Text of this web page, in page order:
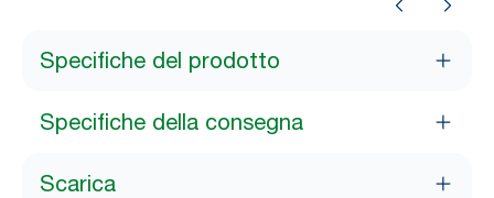
Specifiche del prodotto
Specifiche della consegna
Scarica